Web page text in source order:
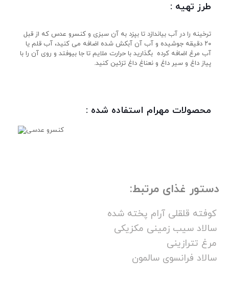
طرز تهیه :
ترخینه را در آب بیاندازد تا بپزد به آن سبزی و کنسرو عدس که از قبل
۲۰ دقیقه جوشیده و آب آن آبکش شده اضافه می کنید، آب قلم یا
آب مرغ اضافه کرده بگذارید با حرارت ملایم تا جا بیوفتد و روی آن را با
پیاز داغ و سیر داغ و نعناغ داغ تزئین کنید.
محصولات مهرام استفاده شده :
دستور غذای مرتبط:
کوفته قلقلی آرام پخته شده
سالاد سیب زمینی مکزیکی
مرغ تترازینی
سالاد فرانسوی سالمون